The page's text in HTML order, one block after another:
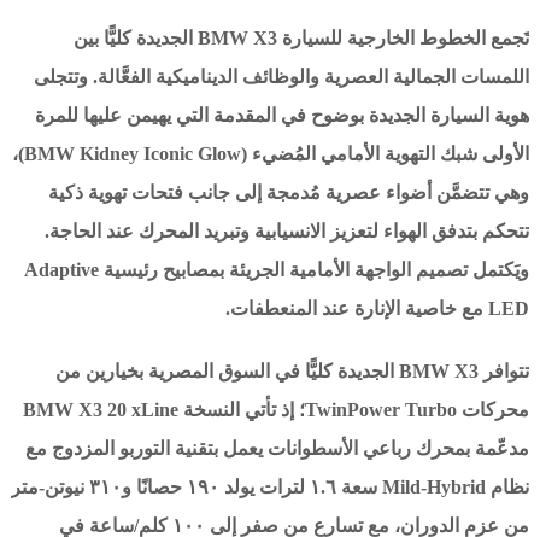
تَجمع الخطوط الخارجية للسيارة BMW X3 الجديدة كليًّا بين
اللمسات الجمالية العصرية والوظائف الديناميكية الفعَّالة. وتتجلى
هوية السيارة الجديدة بوضوح في المقدمة التي يهيمن عليها للمرة
الأولى شبك التهوية الأمامي المُضيء (BMW Kidney Iconic Glow)،
وهي تتضمَّن أضواء عصرية مُدمجة إلى جانب فتحات تهوية ذكية
تتحكم بتدفق الهواء لتعزيز الانسيابية وتبريد المحرك عند الحاجة.
ويَكتمل تصميم الواجهة الأمامية الجريئة بمصابيح رئيسية Adaptive
LED مع خاصية الإنارة عند المنعطفات.
تتوافر BMW X3 الجديدة كليًّا في السوق المصرية بخيارين من
محركات TwinPower Turbo؛ إذ تأتي النسخة BMW X3 20 xLine
مدعّمة بمحرك رباعي الأسطوانات يعمل بتقنية التوربو المزدوج مع
نظام Mild-Hybrid سعة ١.٦ لترات يولد ١٩٠ حصانًا و٣١٠ نيوتن-متر
من عزم الدوران، مع تسارع من صفر إلى ١٠٠ كلم/ساعة في